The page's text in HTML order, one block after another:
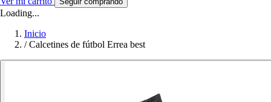
Loading...
Inicio
/ Calcetines de fútbol Errea best